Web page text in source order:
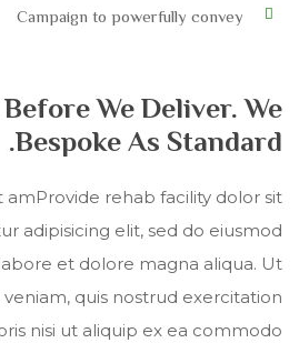
Campaign to powerfully convey
We Deliver. We
Bespoke As Standard.
amProvide rehab facility dolor sit
adipisicing elit, sed do eiusmod
et dolore magna aliqua. Ut
quis nostrud exercitation
nisi ut aliquip ex ea commodo